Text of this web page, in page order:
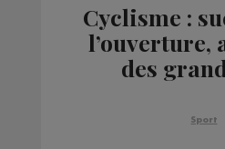
Cyclisme :
l’ouverture,
des
Sport